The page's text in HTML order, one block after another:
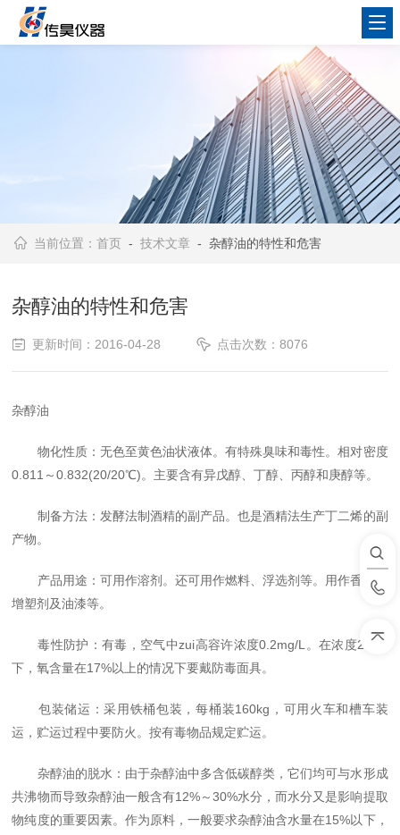
当前位置：首页 -技术文章 - 杂醇油的特性和危害
杂醇油的特性和危害
更新时间：2016-04-28 点击次数：8076
杂醇油
物化性质：无色至黄色油状液体。有特殊臭味和毒性。相对密度
0.811 ～0.832(20/20℃)。主要含有异戊醇 、丁醇 、丙醇和庚醇等。
制备方法：发酵法制酒精的副产品。也是酒精法生产丁二烯的副
产物。
产品用途：可用作溶剂。还可用作燃料、浮选剂等。用作香料、
增塑剂及油漆等。
毒性防护：有毒，空气中zui高容许浓度0.2mg/L 。在浓度2%
以
下，氧含量在17%以上的情况下要戴防毒面具。
包装储运：采用铁桶包装，每桶装160kg ，可用火车和槽车装
运，贮运过程中要防火。按有毒物品规定贮运。
杂醇油的脱水：由于杂醇油中多含低碳醇类，它们均可与水形成
共沸物而导致杂醇油一般含有12%～30%水分，而水分又是影响提取
物纯度的重要因素。作为原料，一般要求杂醇油含水量在15%以下，